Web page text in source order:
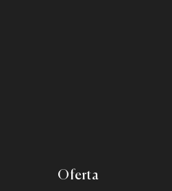
Oferta